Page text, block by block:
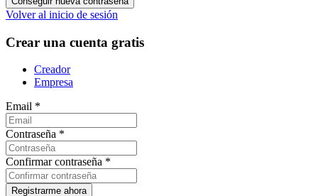
Volver al inicio de sesión
Crear una cuenta gratis
Creador
Empresa
Email *
Contraseña *
Confirmar contraseña *